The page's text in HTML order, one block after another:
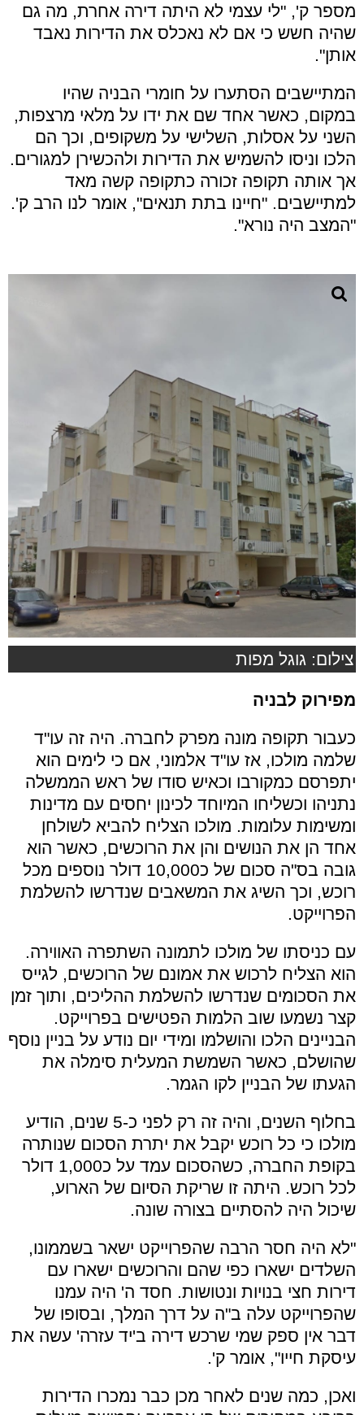
מספר ק', "לי עצמי לא היתה דירה אחרת, מה גם
שהיה חשש כי אם לא נאכלס את הדירות נאבד
אותן".
המתיישבים הסתערו על חומרי הבניה שהיו
במקום, כאשר אחד שם את ידו על מלאי מרצפות,
השני על אסלות, השלישי על משקופים, וכך הם
הלכו וניסו להשמיש את הדירות ולהכשירן למגורים.
אך אותה תקופה זכורה כתקופה קשה מאד
למתיישבים. "חיינו בתת תנאים", אומר לנו הרב ק'.
"המצב היה נורא".
צילום: גוגל מפות
מפירוק לבניה
כעבור תקופה מונה מפרק לחברה. היה זה עו"ד
שלמה מולכו, אז עו"ד אלמוני, אם כי לימים הוא
יתפרסם כמקורבו וכאיש סודו של ראש הממשלה
נתניהו וכשליחו המיוחד לכינון יחסים עם מדינות
ומשימות עלומות. מולכו הצליח להביא לשולחן
אחד הן את הנושים והן את הרוכשים, כאשר הוא
גובה בס"ה סכום של כ10,000 דולר נוספים מכל
רוכש, וכך השיג את המשאבים שנדרשו להשלמת
הפרוייקט.
עם כניסתו של מולכו לתמונה השתפרה האווירה.
הוא הצליח לרכוש את אמונם של הרוכשים, לגייס
את הסכומים שנדרשו להשלמת ההליכים, ותוך זמן
קצר נשמעו שוב הלמות הפטישים בפרוייקט.
הבניינים הלכו והושלמו ומידי יום נודע על בניין נוסף
שהושלם, כאשר השמשת המעלית סימלה את
הגעתו של הבניין לקו הגמר.
בחלוף השנים, והיה זה רק לפני כ-5 שנים, הודיע
מולכו כי כל רוכש יקבל את יתרת הסכום שנותרה
בקופת החברה, כשהסכום עמד על כ1,000 דולר
לכל רוכש. היתה זו שריקת הסיום של הארוע,
שיכול היה להסתיים בצורה שונה.
"לא היה חסר הרבה שהפרוייקט ישאר בשממונו,
השלדים ישארו כפי שהם והרוכשים ישארו עם
דירות חצי בנויות ונטושות. חסד ה' היה עמנו
שהפרוייקט עלה ב"ה על דרך המלך, ובסופו של
דבר אין ספק שמי שרכש דירה ב'יד עזרה' עשה את
עיסקת חייו", אומר ק'.
ואכן, כמה שנים לאחר מכן כבר נמכרו הדירות